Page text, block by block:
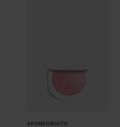
SPONSOROITU